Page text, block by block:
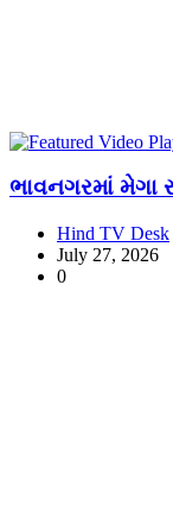
ભાવનગરમાં મેગા
Hind TV Desk
July 27, 2026
0